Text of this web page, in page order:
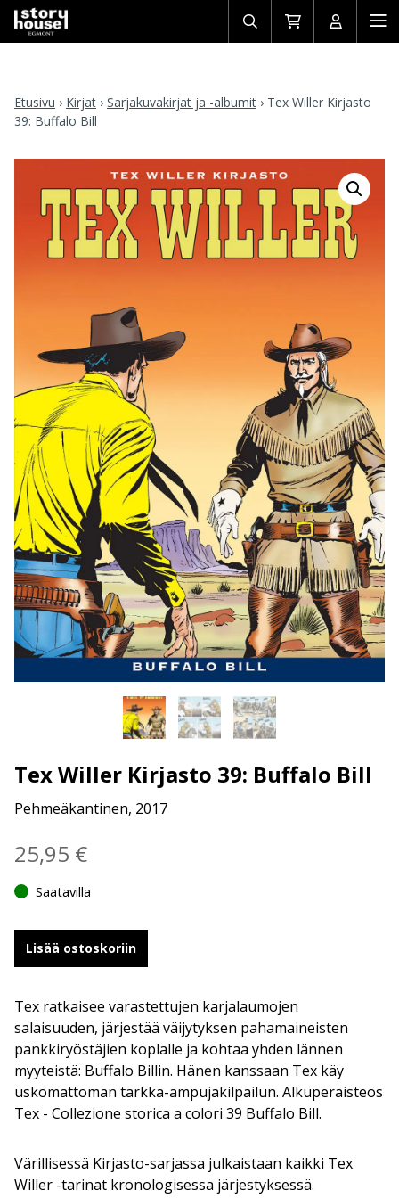
Avaa/sulje
haku
Siirry
ostoskoriin
Avaa/
Etusivu › Kirjat › Sarjakuvakirjat ja -albumit › Tex Willer Kirjasto
39: Buffalo Bill
Tex Willer Kirjasto 39: Buffalo Bill
Pehmeäkantinen, 2017
25,95 €
Saatavilla
Lisää ostoskoriin
Tex ratkaisee varastettujen karjalaumojen
salaisuuden, järjestää väijytyksen pahamaineisten
pankkiryöstäjien koplalle ja kohtaa yhden lännen
myyteistä: Buffalo Billin. Hänen kanssaan Tex käy
uskomattoman tarkka-ampujakilpailun. Alkuperäisteos
Tex - Collezione storica a colori 39 Buffalo Bill.
Värillisessä Kirjasto-sarjassa julkaistaan kaikki Tex
Willer -tarinat kronologisessa järjestyksessä.